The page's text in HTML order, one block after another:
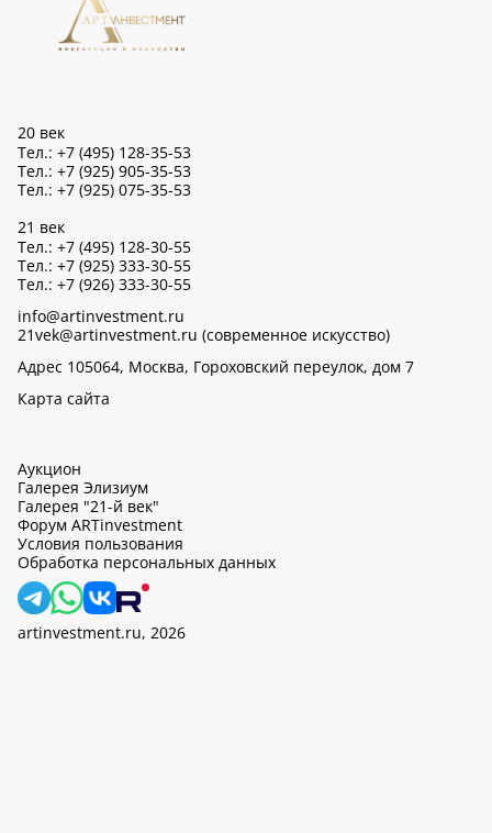
20 век
Тел.: +7 (495) 128-35-53
Тел.: +7 (925) 905-35-53
Тел.: +7 (925) 075-35-53
21 век
Тел.: +7 (495) 128-30-55
Тел.: +7 (925) 333-30-55
Тел.: +7 (926) 333-30-55
info@artinvestment.ru
21vek@artinvestment.ru (современное искусство)
Адрес 105064, Москва, Гороховский переулок, дом 7
Карта сайта
Аукцион
Галерея Элизиум
Галерея "21-й век"
Форум ARTinvestment
Условия пользования
Обработка персональных данных
artinvestment.ru, 2026